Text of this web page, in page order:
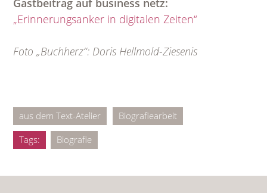
Gastbeitrag auf business netz:
„Erinnerungsanker in digitalen Zeiten“
Foto „Buchherz“: Doris Hellmold-Ziesenis
aus dem Text-Atelier
Biografiearbeit
Tags:
Biografie